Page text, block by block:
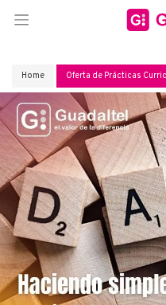
Home Oferta de Prácticas